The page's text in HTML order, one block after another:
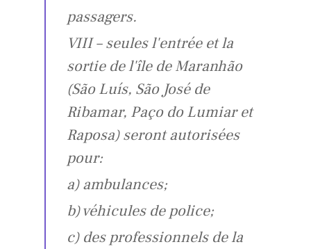
passagers.
VIII – seules l'entrée et la
sortie de l'île de Maranhão
(São Luís, São José de
Ribamar, Paço do Lumiar et
Raposa) seront autorisées
pour:
a) ambulances;
b) véhicules de police;
c) des professionnels de la